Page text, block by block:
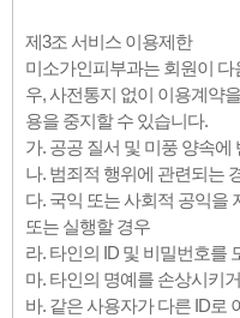
제3조 서비스 이용제한
미소가인피부과는 회원이
우, 사전통지 없이 이용계약
용을 중지할 수 있습니다.
가. 공공 질서 및 미풍 양속에
나. 범죄적 행위에 관련되는
다. 국익 또는 사회적 공익을
또는 실행할 경우
라. 타인의 ID 및 비밀번호를
마. 타인의 명예를 손상시키
바. 같은 사용자가 다른 ID로